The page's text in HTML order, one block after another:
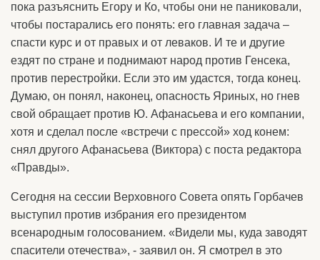
пока разъяснить Егору и Ко, чтобы они не паниковали,
чтобы постарались его понять: его главная задача –
спасти курс и от правых и от леваков. И те и другие
ездят по стране и поднимают народ против Генсека,
против перестройки. Если это им удастся, тогда конец.
Думаю, он понял, наконец, опасность Яриных, но гнев
свой обращает против Ю. Афанасьева и его компании,
хотя и сделал после «встречи с прессой» ход конем:
снял другого Афанасьева (Виктора) с поста редактора
«Правды».
Сегодня на сессии Верховного Совета опять Горбачев
выступил против избрания его президентом
всенародным голосованием. «Видели мы, куда заводят
спасители отечества», - заявил он. Я смотрел в это